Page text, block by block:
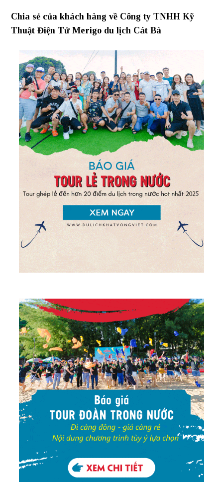
Chia sẻ của khách hàng về Công ty TNHH Kỹ
Thuật Điện Tử Merigo du lịch Cát Bà